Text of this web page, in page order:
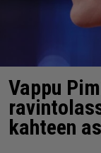
Vappu
kahteen